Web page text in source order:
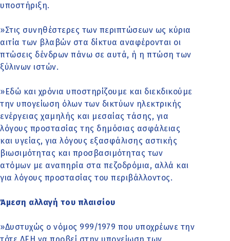
υποστήριξη.
»Στις συνηθέστερες των περιπτώσεων ως κύρια
αιτία των βλαβών στα δίκτυα αναφέρονται οι
πτώσεις δένδρων πάνω σε αυτά, ή η πτώση των
ξύλινων ιστών.
»Εδώ και χρόνια υποστηρίζουμε και διεκδικούμε
την υπογείωση όλων των δικτύων ηλεκτρικής
ενέργειας χαμηλής και μεσαίας τάσης, για
λόγους προστασίας της δημόσιας ασφάλειας
και υγείας, για λόγους εξασφάλισης αστικής
βιωσιμότητας και προσβασιμότητας των
ατόμων με αναπηρία στα πεζοδρόμια, αλλά και
για λόγους προστασίας του περιβάλλοντος.
Άμεση αλλαγή του πλαισίου
»Δυστυχώς ο νόμος 999/1979 που υποχρέωνε την